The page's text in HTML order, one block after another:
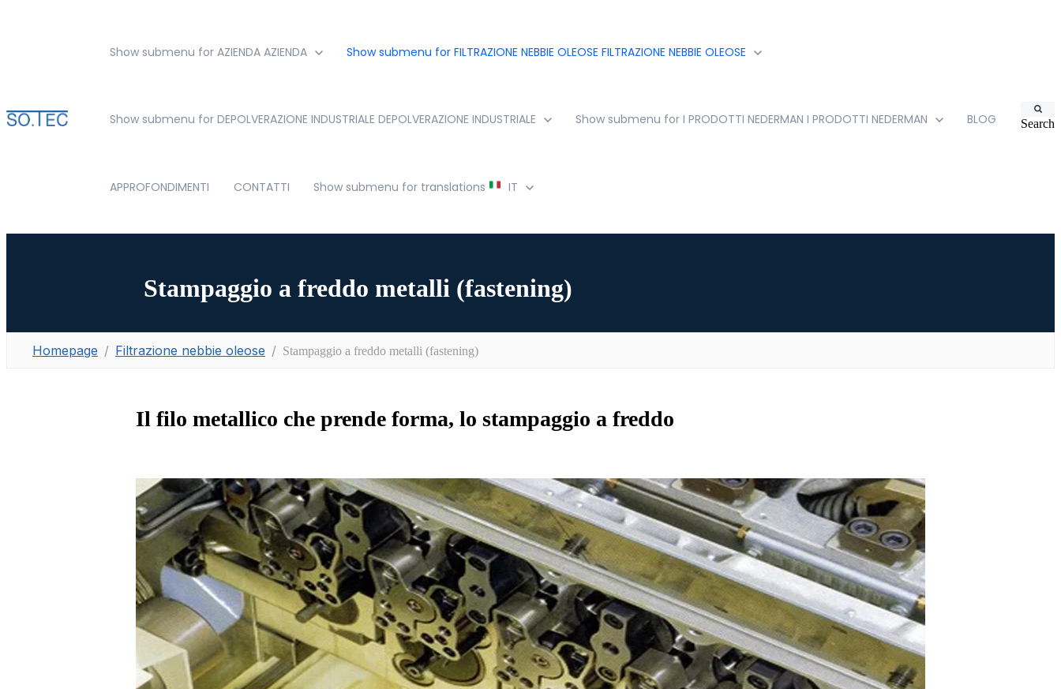
Show submenu for AZIENDA AZIENDA Show submenu for FILTRAZIONE NEBBIE OLEOSE FILTRAZIONE NEBBIE OLEOSE
Show submenu for DEPOLVERAZIONE INDUSTRIALE DEPOLVERAZIONE INDUSTRIALE Show submenu for I PRODOTTI NEDERMAN I PRODOTTI NEDERMAN BLOG
APPROFONDIMENTI CONTATTI Show submenu for translations IT
Search
Stampaggio a freddo metalli (fastening)
Homepage Filtrazione nebbie oleose Stampaggio a freddo metalli (fastening)
Il filo metallico che prende forma, lo stampaggio a freddo